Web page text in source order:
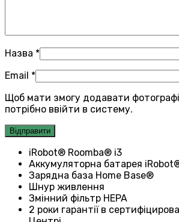
Назва *
Email *
Щоб мати змогу додавати
потрібно ввійти в систему.
iRobot® Roomba® і3
Аккумуляторна батарея
Зарядна база Home Base®
Шнур живлення
Змiнний фiльтр HEPA
2 роки гарантiї в